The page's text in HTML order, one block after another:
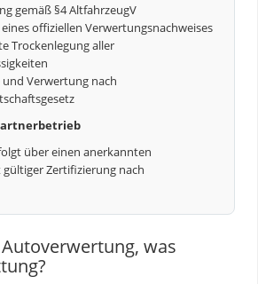
gemäß §4 AltfahrzeugV
offiziellen Verwertungsnachweises
Trockenlegung aller
Verwertung nach
über einen anerkannten
Zertifizierung nach
was